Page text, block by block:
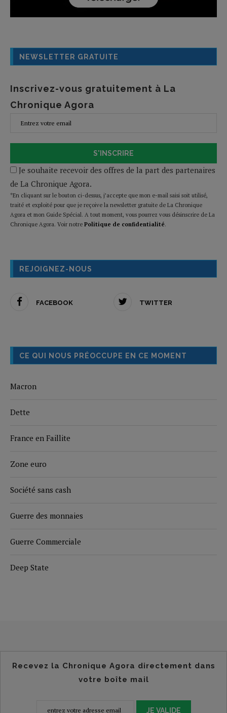
NEWSLETTER GRATUITE
Inscrivez-vous gratuitement à La
Chronique Agora
S'INSCRIRE
Je souhaite recevoir des offres de la part des partenaires
de La Chronique Agora.
*En cliquant sur le bouton ci-dessus, j’accepte que mon e-mail saisi soit utilisé,
traité et exploité pour que je reçoive la newsletter gratuite de La Chronique
Agora et mon Guide Spécial. A tout moment, vous pourrez vous désinscrire de La
Chronique Agora. Voir notre Politique de confidentialité.
REJOIGNEZ-NOUS
FACEBOOK TWITTER
CE QUI NOUS PRÉOCCUPE EN CE MOMENT
Macron
Dette
France en Faillite
Zone euro
Société sans cash
Guerre des monnaies
Guerre Commerciale
Deep State
Recevez la Chronique Agora directement dans
votre boîte mail
JE VALIDE